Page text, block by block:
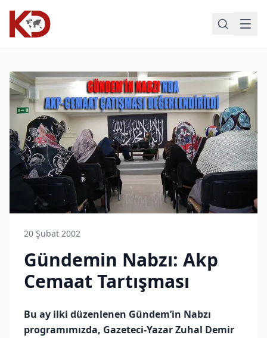
20 Şubat 2002
Gündemin Nabzı: Akp
Cemaat Tartışması
Bu ay ilki düzenlenen Gündem’in Nabzı
programımızda, Gazeteci-Yazar Zuhal Demir